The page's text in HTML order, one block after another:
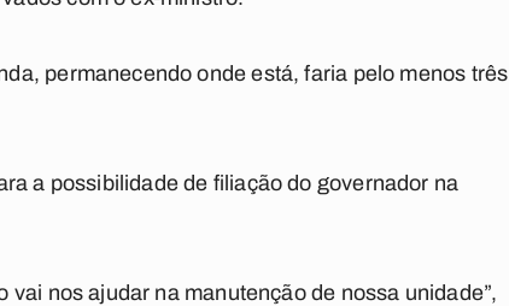
permanecendo onde está, faria pelo menos três
a possibilidade de filiação do governador na
nos ajudar na manutenção de nossa unidade”,